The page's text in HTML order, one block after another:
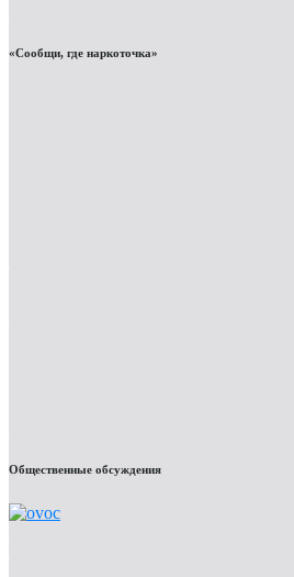
«Сообщи, где наркоточка»
Общественные обсуждения